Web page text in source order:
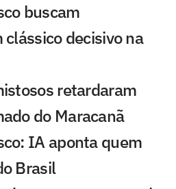
buscam
decisivo na
retardaram
do Maracanã
IA aponta quem
Brasil